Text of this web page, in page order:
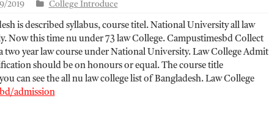
রেজাল্ট ২০২৫ – HSC Result 2025 Mymensingh Board
রেজাল্ট ২০২৫ – HSC Result 2025 Dinajpur Board
রেজাল্ট ২০২৫ – HSC Result 2025 Sylhet Board
2019 College Introduce
is described syllabus, course titel. National University all law
Now this time nu under 73 law College. Campustimesbd Collect
two year law course under National University. Law College Admit
should be on honours or equal. The course title
can see the all nu law college list of Bangladesh. Law College
admission